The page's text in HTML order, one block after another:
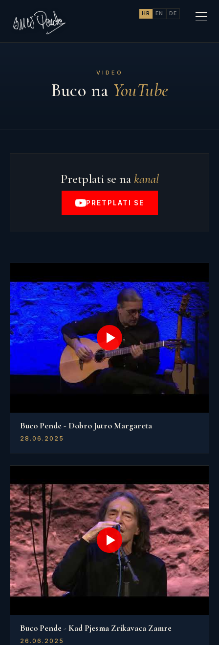
HR EN DE
VIDEO
Buco na YouTube
Pretplati se na kanal
PRETPLATI SE
Buco Pende - Dobro Jutro Margareta
28.06.2025
Buco Pende - Kad Pjesma Zrikavaca Zamre
26.06.2025